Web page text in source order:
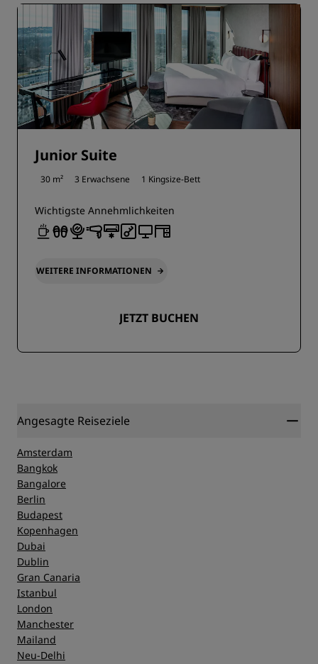
Junior Suite
30 m² 3 Erwachsene 1 Kingsize-Bett
Wichtigste Annehmlichkeiten
WEITERE INFORMATIONEN
JETZT BUCHEN
Angesagte Reiseziele
Amsterdam
Bangkok
Bangalore
Berlin
Budapest
Kopenhagen
Dubai
Dublin
Gran Canaria
Istanbul
London
Manchester
Mailand
Neu-Delhi